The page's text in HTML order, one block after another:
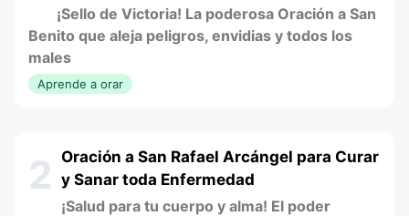
¡Sello de Victoria! La poderosa Oración a San
Benito que aleja peligros, envidias y todos los
males
Aprende a orar
2 Oración a San Rafael Arcángel para Curar
y Sanar toda Enfermedad
¡Salud para tu cuerpo y alma! El poder